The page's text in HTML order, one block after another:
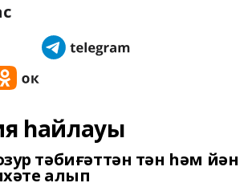
һайлауы
тәбиғәттән тән һәм йән
алып